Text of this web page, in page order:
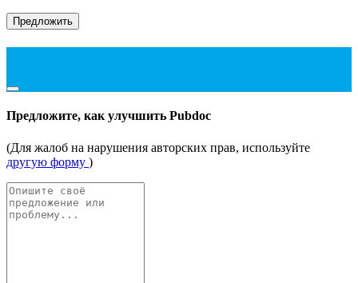
Предложить
Предложите, как улучшить Pubdoc
(Для жалоб на нарушения авторских прав, используйте
другую форму )